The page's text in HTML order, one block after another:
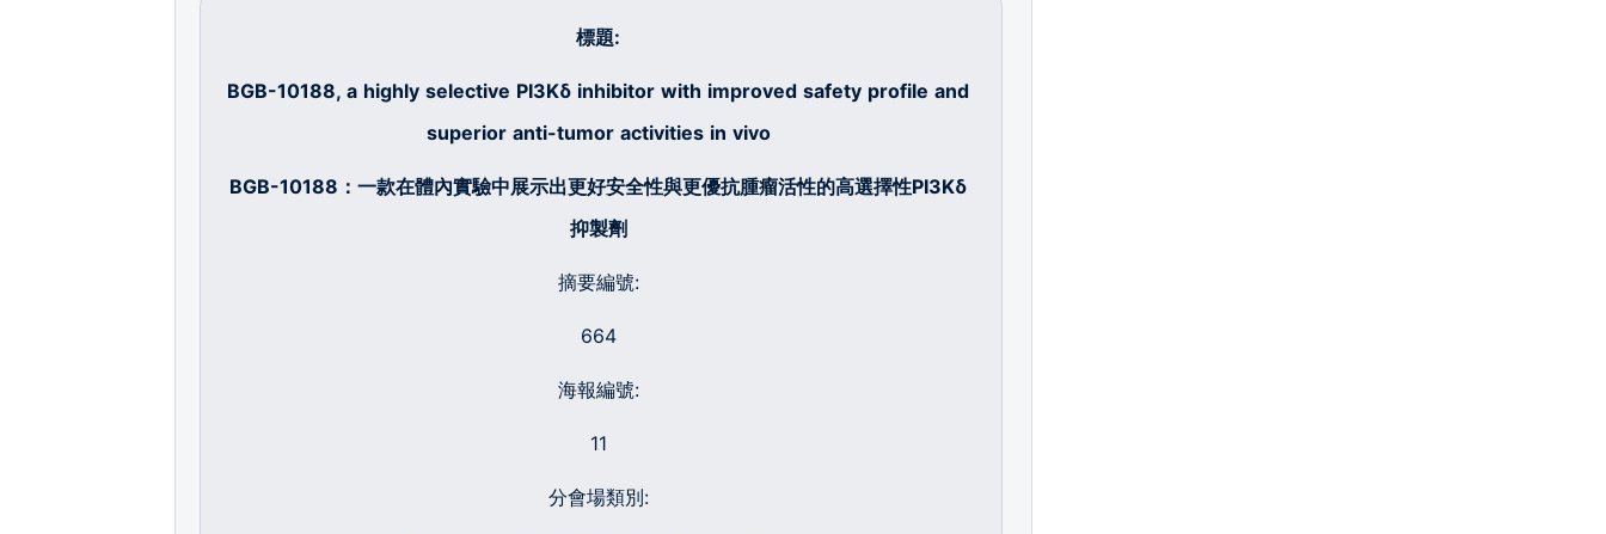
標題:
BGB-10188, a highly selective PI3Kδ inhibitor with improved safety profile and
superior anti-tumor activities in vivo
BGB-10188 ：一款在體內實驗中展示出更好安全性與更優抗腫瘤活性的高選擇性PI3Kδ
抑製劑
摘要編號:
664
海報編號:
11
分會場類別: